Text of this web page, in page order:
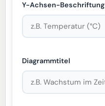
Y-Achsen-Beschriftung
Diagrammtitel